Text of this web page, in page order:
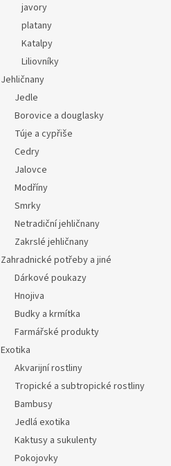
javory
platany
Katalpy
Liliovníky
Jehličnany
Jedle
Borovice a douglasky
Túje a cypřiše
Cedry
Jalovce
Modříny
Smrky
Netradiční jehličnany
Zakrslé jehličnany
Zahradnické potřeby a jiné
Dárkové poukazy
Hnojiva
Budky a krmítka
Farmářské produkty
Exotika
Akvarijní rostliny
Tropické a subtropické rostliny
Bambusy
Jedlá exotika
Kaktusy a sukulenty
Pokojovky